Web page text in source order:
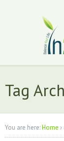
Tag
You are here:Home ›